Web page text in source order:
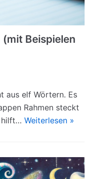
Beispielen
aus elf Wörtern. Es
Rahmen steckt
hilft… Weiterlesen »